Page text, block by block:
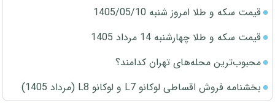
قیمت سکه و طلا امروز شنبه 1405/05/10
قیمت سکه و طلا چهارشنبه 14 مرداد 1405
محبوب‌ترین محله‌های تهران کدامند؟
بخشنامه فروش اقساطی لوکانو L7 و لوکانو L8 (مرداد 1405)